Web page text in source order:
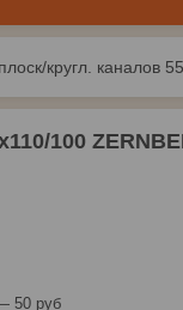
100
50 руб